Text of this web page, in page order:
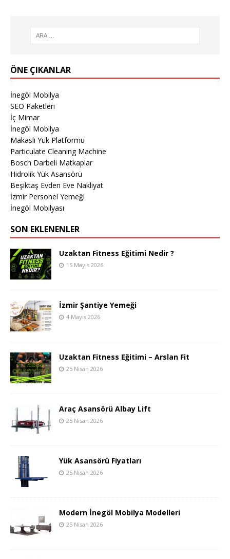
ÖNE ÇIKANLAR
İnegöl Mobilya
SEO Paketleri
İç Mimar
İnegöl Mobilya
Makaslı Yük Platformu
Particulate Cleaning Machine
Bosch Darbeli Matkaplar
Hidrolik Yük Asansörü
Beşiktaş Evden Eve Nakliyat
İzmir Personel Yemeği
İnegöl Mobilyası
SON EKLENENLER
Uzaktan Fitness Eğitimi Nedir ?
15 Mayıs 2026
İzmir Şantiye Yemeği
4 Mayıs 2026
Uzaktan Fitness Eğitimi – Arslan Fit
25 Nisan 2026
Araç Asansörü Albay Lift
25 Nisan 2026
Yük Asansörü Fiyatları
25 Nisan 2026
Modern İnegöl Mobilya Modelleri
25 Nisan 2026